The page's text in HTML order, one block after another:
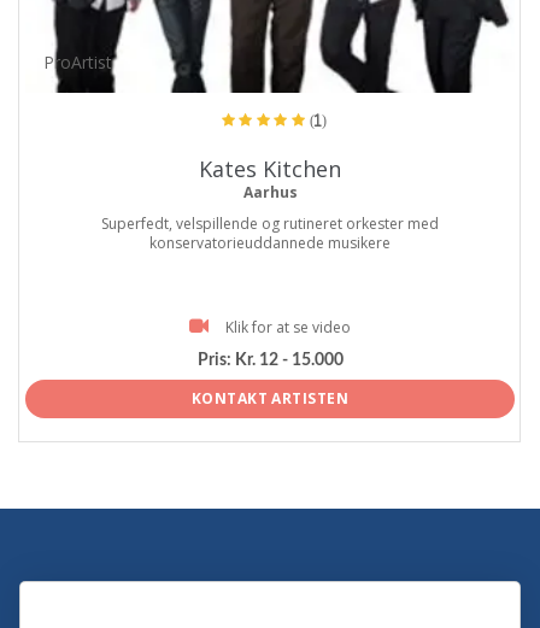
ProArtist
(1)
Kates Kitchen
Aarhus
Superfedt, velspillende og rutineret orkester med
konservatorieuddannede musikere
Klik for at se video
Pris: Kr. 12 - 15.000
KONTAKT ARTISTEN